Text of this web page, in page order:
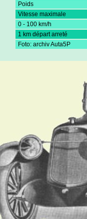
Poids
Vitesse maximale
0 - 100 km/h
1 km départ arreté
Foto: archiv Auta5P